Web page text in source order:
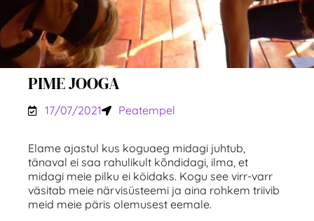
PIME JOOGA
17/07/2021 Peatempel
Elame ajastul kus koguaeg midagi juhtub,
tänaval ei saa rahulikult kõndidagi, ilma, et
midagi meie pilku ei köidaks. Kogu see virr-varr
väsitab meie närvisüsteemi ja aina rohkem triivib
meid meie päris olemusest eemale.